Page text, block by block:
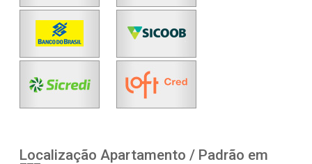
Localização Apartamento / Padrão em